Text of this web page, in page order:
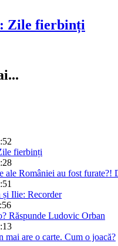
Zile fierbinți
fierbinți
ale României au fost
Ilie: Recorder
Răspunde Ludovic Orban
mai are o carte. Cum o joacă?